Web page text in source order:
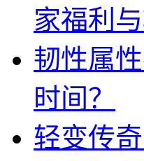
家福利
韧性属
时间？
轻变传